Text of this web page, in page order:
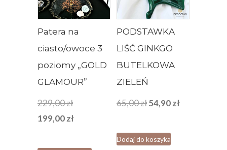
Patera na
ciasto/owoce 3
poziomy „GOLD
GLAMOUR”
229,00złPierwotna
cena
199,00złAktualna
PODSTAWKA
LIŚĆ GINKGO
BUTELKOWA
ZIELEŃ
65,00złPierwotna
wynosiła:
54,90złAktualna
Dodaj do koszyka